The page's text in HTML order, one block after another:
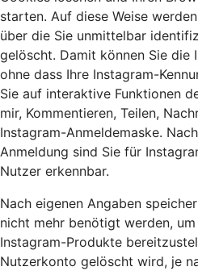
starten. Auf diese Weise
über die Sie unmittelbar
gelöscht. Damit können Sie die
ohne dass Ihre Instagram-
Sie auf interaktive Funktionen
mir, Kommentieren, Teilen,
Instagram-Anmeldemaske.
Anmeldung sind Sie für
Nutzer erkennbar.
Nach eigenen Angaben
nicht mehr benötigt werden,
Instagram-Produkte
Nutzerkonto gelöscht wird, je